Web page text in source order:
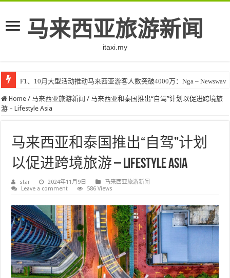
马来西亚旅游新闻
itaxi.my
F1、10月大型活动推动马来西亚游客人数突破4000万：Nga – Newswav
Home / 马来西亚旅游新闻 / 马来西亚和泰国推出“自驾”计划以促进跨境旅
游 – Lifestyle Asia
马来西亚和泰国推出“自驾”计划
以促进跨境旅游 – Lifestyle Asia
star 2024年11月9日
马来西亚旅游新闻
Leave a comment
586 Views